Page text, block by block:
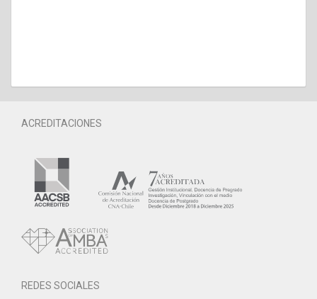
ACREDITACIONES
REDES SOCIALES